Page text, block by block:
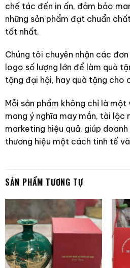
chế tác đến in ấn, đảm bảo
những sản phẩm đạt chuẩn
tốt nhất.
Chúng tôi chuyên nhận các
logo số lượng lớn để làm quà
tặng đại hội, hay quà tặng cho
Mỗi sản phẩm không chỉ là
mang ý nghĩa may mắn, tài
marketing hiệu quả, giúp
thương hiệu một cách tinh tế
SẢN PHẨM TƯƠNG TỰ